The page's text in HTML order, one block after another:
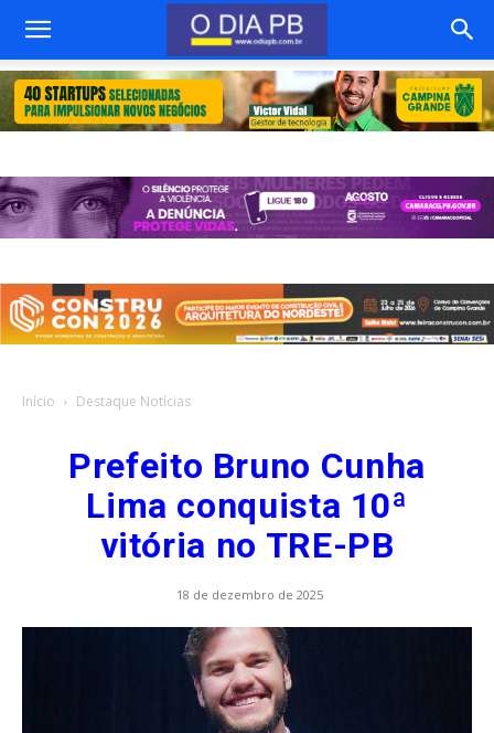
Início Destaque Notícias
Prefeito Bruno Cunha
Lima conquista 10ª
vitória no TRE-PB
18 de dezembro de 2025